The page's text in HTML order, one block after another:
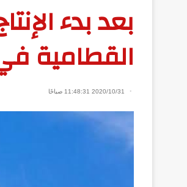
القطامية
2020/10/31 11:48:31 صباحًا